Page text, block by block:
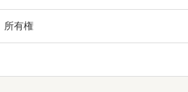
所有権